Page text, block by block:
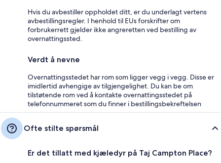
Hvis du avbestiller oppholdet ditt, er du underlagt vertens
avbestillingsregler. I henhold til EUs forskrifter om
forbrukerrett gjelder ikke angreretten ved bestilling av
overnattingssted.
Verdt å nevne
Overnattingsstedet har rom som ligger vegg i vegg. Disse er
imidlertid avhengige av tilgjengelighet. Du kan be om
tilstøtende rom ved å kontakte overnattingsstedet på
telefonnummeret som du finner i bestillingsbekreftelsen
Ofte stilte spørsmål
Er det tillatt med kjæledyr på Taj Campton Place?